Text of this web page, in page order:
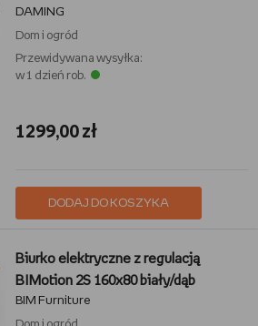
DAMING
Dom i ogród
Przewidywana wysyłka:
w 1 dzień rob.
1299,00 zł
DODAJ DO KOSZYKA
Biurko elektryczne z regulacją
BIMotion 2S 160x80 biały/dąb
BIM Furniture